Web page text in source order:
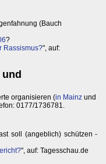
(Bauch
?
Rassismus?", auf:
organisieren (in Mainz und
0177/1736781.
soll (angeblich) schützen -
", auf: Tagesschau.de